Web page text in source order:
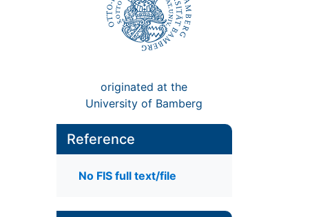
originated at the
University of Bamberg
Reference
No FIS full text/file